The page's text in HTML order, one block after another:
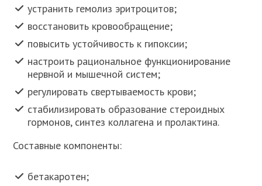
устранить гемолиз эритроцитов;
восстановить кровообращение;
повысить устойчивость к гипоксии;
настроить рациональное функционирование
нервной и мышечной систем;
регулировать свертываемость крови;
стабилизировать образование стероидных
гормонов, синтез коллагена и пролактина.
Составные компоненты:
бетакаротен;